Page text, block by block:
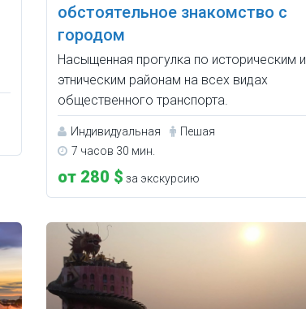
обстоятельное знакомство с
городом
Насыщенная прогулка по историческим и
этническим районам на всех видах
общественного транспорта.
Индивидуальная
Пешая
7 часов 30 мин.
от 280 $ за экскурсию